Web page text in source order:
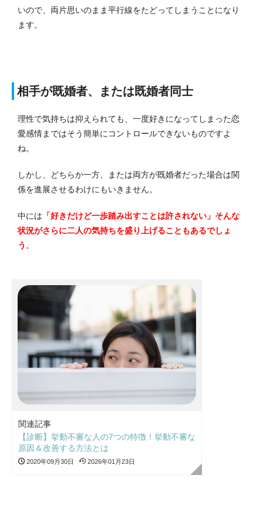
いので、両片思いのまま平行線をたどってしまうことになり
ます。
相手が既婚者、または既婚者同士
理性で気持ちは抑えられても、一度好きになってしまった恋
愛感情まではそう簡単にコントロールできないものですよ
ね。
しかし、どちらか一方、または両方が既婚者だった場合は関
係を進展させるわけにもいきません。
中には 「好きだけど一歩踏み出すことは許されない」そんな
状況がさらに二人の気持ちを盛り上げることもあるでしょ
う 。
関連記事
【診断】挙動不審な人の7つの特徴！挙動不審な
原因＆改善する方法とは
2020年09月30日 2026年01月23日